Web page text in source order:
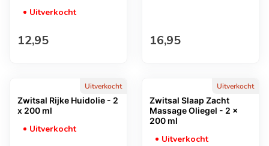
Uitverkocht
Normale prijs
12,95 Normale prijs
16,95
Uitverkocht
Zwitsal Rijke Huidolie - 2
x 200 ml
Uitverkocht
Uitverkocht
Zwitsal Slaap Zacht
Massage Oliegel - 2 x
200 ml
Uitverkocht